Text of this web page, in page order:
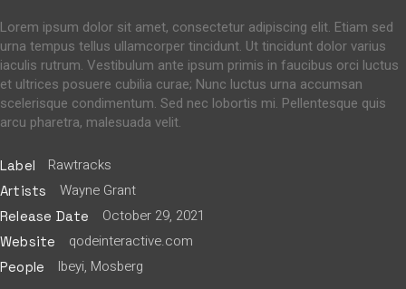
Lorem ipsum dolor sit amet, consectetur adipiscing elit. Etiam sed
urna tempus tellus ullamcorper tincidunt. Ut tincidunt dolor varius
iaculis rutrum. Vestibulum ante ipsum primis in faucibus orci luctus
et ultrices posuere cubilia curae; Nunc luctus urna accumsan
scelerisque condimentum. Sed nec lobortis mi. Pellentesque quis
arcu pharetra, malesuada velit.
Label Rawtracks
Artists Wayne Grant
Release Date October 29, 2021
Website qodeinteractive.com
People Ibeyi, Mosberg